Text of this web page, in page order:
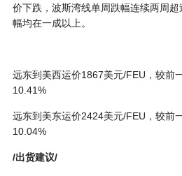
价下跌，波斯湾线单周跌幅连续两周
幅均在一成以上。
远东到美西运价1867美元/FEU，较前
10.41%
远东到美东运价2424美元/FEU，较前
10.04%
/出货建议/